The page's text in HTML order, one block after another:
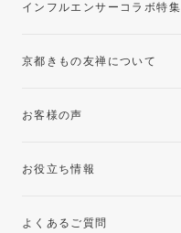
インフルエンサーコラボ特集
京都きもの友禅について
お客様の声
お役立ち情報
よくあるご質問